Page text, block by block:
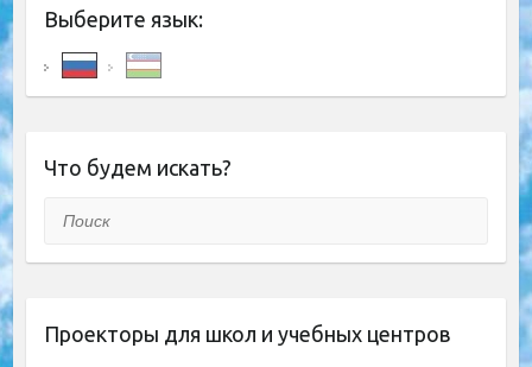
Выберите язык:
Что будем искать?
Поиск
Проекторы для школ и учебных центров